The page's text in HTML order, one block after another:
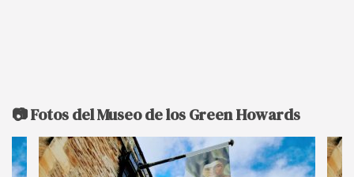
📷 Fotos del Museo de los Green Howards